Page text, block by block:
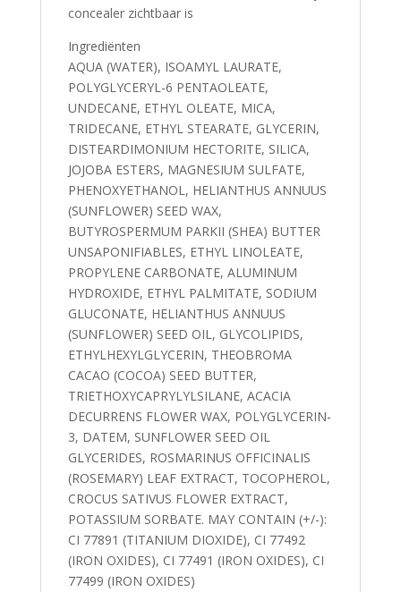
concealer zichtbaar is
Ingrediënten
AQUA (WATER), ISOAMYL LAURATE,
POLYGLYCERYL-6 PENTAOLEATE,
UNDECANE, ETHYL OLEATE, MICA,
TRIDECANE, ETHYL STEARATE, GLYCERIN,
DISTEARDIMONIUM HECTORITE, SILICA,
JOJOBA ESTERS, MAGNESIUM SULFATE,
PHENOXYETHANOL, HELIANTHUS ANNUUS
(SUNFLOWER) SEED WAX,
BUTYROSPERMUM PARKII (SHEA) BUTTER
UNSAPONIFIABLES, ETHYL LINOLEATE,
PROPYLENE CARBONATE, ALUMINUM
HYDROXIDE, ETHYL PALMITATE, SODIUM
GLUCONATE, HELIANTHUS ANNUUS
(SUNFLOWER) SEED OIL, GLYCOLIPIDS,
ETHYLHEXYLGLYCERIN, THEOBROMA
CACAO (COCOA) SEED BUTTER,
TRIETHOXYCAPRYLYLSILANE, ACACIA
DECURRENS FLOWER WAX, POLYGLYCERIN-
3, DATEM, SUNFLOWER SEED OIL
GLYCERIDES, ROSMARINUS OFFICINALIS
(ROSEMARY) LEAF EXTRACT, TOCOPHEROL,
CROCUS SATIVUS FLOWER EXTRACT,
POTASSIUM SORBATE. MAY CONTAIN (+/-):
CI 77891 (TITANIUM DIOXIDE), CI 77492
(IRON OXIDES), CI 77491 (IRON OXIDES), CI
77499 (IRON OXIDES)